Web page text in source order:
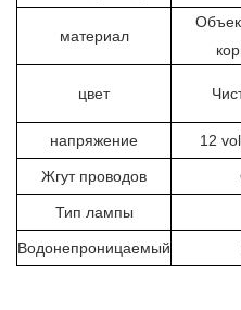
материал
цвет
напряжение 12
Жгут проводов
Тип лампы
Водонепроницаемый